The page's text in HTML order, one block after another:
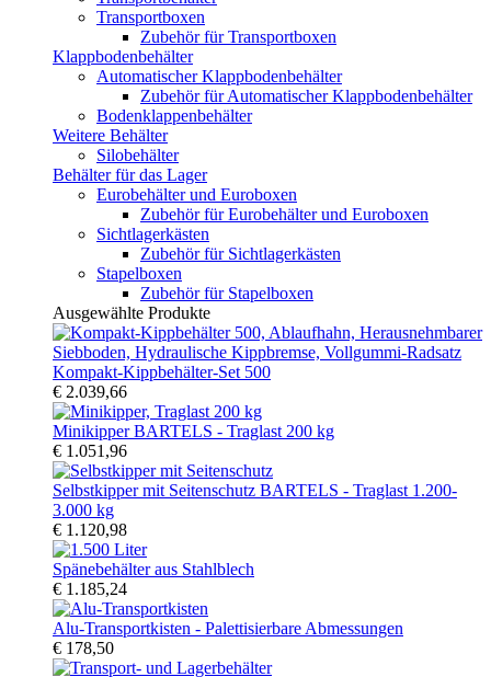
Transportboxen
Zubehör für Transportboxen
Klappbodenbehälter
Automatischer Klappbodenbehälter
Zubehör für Automatischer Klappbodenbehälter
Bodenklappenbehälter
Weitere Behälter
Silobehälter
Behälter für das Lager
Eurobehälter und Euroboxen
Zubehör für Eurobehälter und Euroboxen
Sichtlagerkästen
Zubehör für Sichtlagerkästen
Stapelboxen
Zubehör für Stapelboxen
Ausgewählte Produkte
Kompakt-Kippbehälter-Set 500
€ 2.039,66
Minikipper BARTELS - Traglast 200 kg
€ 1.051,96
Selbstkipper mit Seitenschutz BARTELS - Traglast 1.200-
3.000 kg
€ 1.120,98
Spänebehälter aus Stahlblech
€ 1.185,24
Alu-Transportkisten - Palettisierbare Abmessungen
€ 178,50